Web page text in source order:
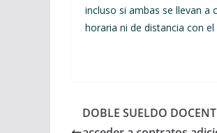
incluso si ambas se llevan a
horaria ni de distancia con
DOBLE SUELDO